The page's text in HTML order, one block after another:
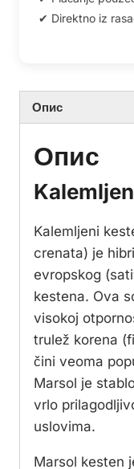
Опис
Опис
Kalemljeni
crenata) je
evropskog
kestena. Ova
visokoj
trulež korena
čini veoma
Marsol je
vrlo
uslovima.
Marsol kesten